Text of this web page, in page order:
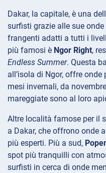
Dakar, la capitale, è una
surfisti grazie alle sue
frangenti adatti a tutti i
più famosi è Ngor Right,
Endless Summer. Questa
all’isola di Ngor, offre
mesi invernali, da
mareggiate sono al loro
Altre località famose per il
a Dakar, che offrono onde
più esperti. Più a sud,
spot più tranquilli con
surfisti in cerca di onde